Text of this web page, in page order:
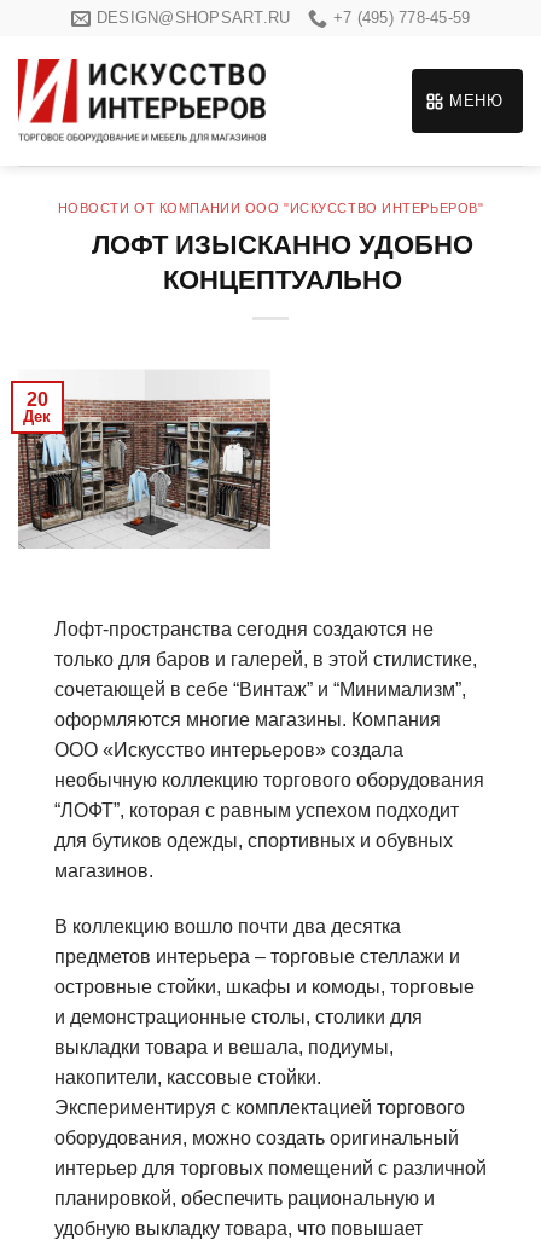
content
DESIGN@SHOPSART.RU +7 (495) 778-45-59
МЕНЮ
НОВОСТИ ОТ КОМПАНИИ ООО "ИСКУССТВО ИНТЕРЬЕРОВ"
ЛОФТ ИЗЫСКАННО УДОБНО
КОНЦЕПТУАЛЬНО
20
Дек
Лофт-пространства сегодня создаются не
только для баров и галерей, в этой стилистике,
сочетающей в себе “Винтаж” и “Минимализм”,
оформляются многие магазины. Компания
ООО «Искусство интерьеров» создала
необычную коллекцию торгового оборудования
“ЛОФТ”, которая с равным успехом подходит
для бутиков одежды, спортивных и обувных
магазинов.
В коллекцию вошло почти два десятка
предметов интерьера – торговые стеллажи и
островные стойки, шкафы и комоды, торговые
и демонстрационные столы, столики для
выкладки товара и вешала, подиумы,
накопители, кассовые стойки.
Экспериментируя с комплектацией торгового
оборудования, можно создать оригинальный
интерьер для торговых помещений с различной
планировкой, обеспечить рациональную и
удобную выкладку товара, что повышает